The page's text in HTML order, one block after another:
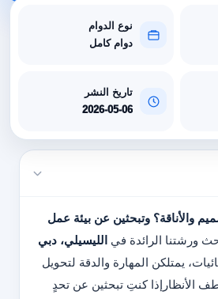
نوع الدوام
دوام كامل
تاريخ النشر
2026-05-06
والأناقة؟ وتبحثين عن بيئة عمل
ورشتنا الرائدة في الليسيلي، دبي
يمتلكن المهارة والدقة لتحويل
الأنظار إذا كنتِ تبحثين عن تحدٍ